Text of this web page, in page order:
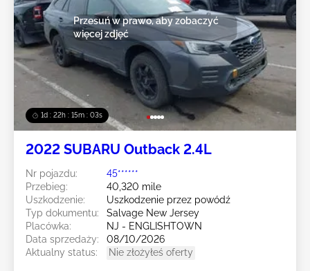
1d : 22h : 15m : 00s
Przesuń w prawo, aby zobaczyć
więcej zdjęć
2022 SUBARU Outback 2.4L
Nr pojazdu:
45******
Przebieg:
40,320 mile
Uszkodzenie:
Uszkodzenie przez powódź
Typ dokumentu:
Salvage New Jersey
Placówka:
NJ - ENGLISHTOWN
Data sprzedaży:
08/10/2026
Aktualny status:
Nie złożyłeś oferty